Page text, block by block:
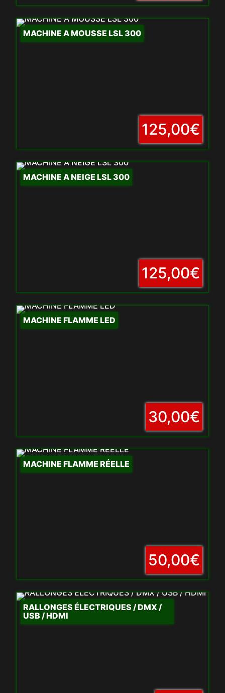
MACHINE A MOUSSE LSL 300
125,00€
MACHINE A NEIGE LSL 300
125,00€
MACHINE FLAMME LED
30,00€
MACHINE FLAMME RÉELLE
50,00€
RALLONGES ÉLECTRIQUES / DMX /
USB / HDMI